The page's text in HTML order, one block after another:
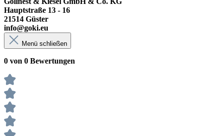
Hauptstraße 13 - 16
21514 Güster
info@goki.eu
Menü schließen
0 von 0 Bewertungen